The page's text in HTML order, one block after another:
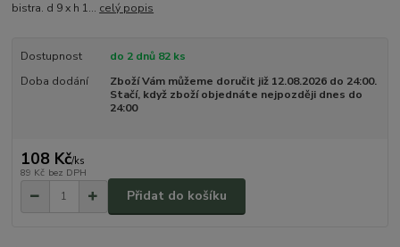
bistra. d 9 x h 1... celý popis
Dostupnost
do 2 dnů 82 ks
Doba dodání
Zboží Vám můžeme doručit již 12.08.2026 do 24:00.
Stačí, když zboží objednáte nejpozději dnes do
24:00
108 Kč/ks
89 Kč bez DPH
Přidat do košíku